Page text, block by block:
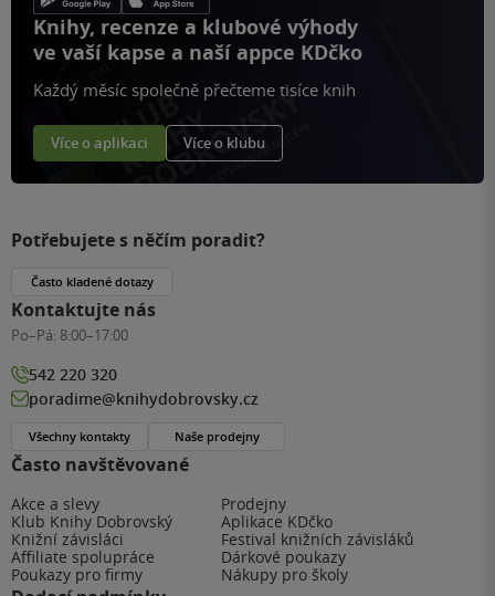
Knihy, recenze a klubové výhody
ve vaší kapse a naší appce KDčko
Každý měsíc společně přečteme tisíce knih
Více o aplikaci Více o klubu
Často navštěvované
Akce a slevy
Prodejny
Klub Knihy Dobrovský
Aplikace KDčko
Knižní závisláci
Festival knižních závisláků
Affiliate spolupráce
Dárkové poukazy
Poukazy pro firmy
Nákupy pro školy
Potřebujete s něčím poradit?
Často kladené dotazy
Kontaktujte nás
Po–Pá: 8:00–17:00
542 220 320
poradime@knihydobrovsky.cz
Všechny kontakty Naše prodejny